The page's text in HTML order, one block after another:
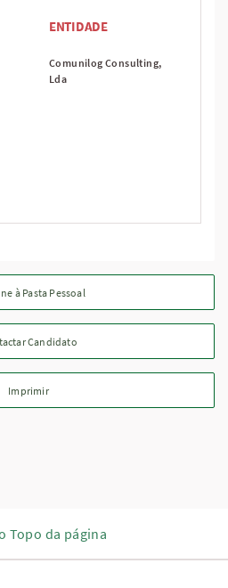
ENTIDADE
Comunilog Consulting,
Lda
Topo da página